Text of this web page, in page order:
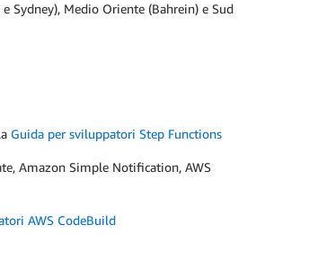
Sydney), Medio Oriente (Bahrein) e Sud
Guida per sviluppatori Step Functions
Amazon Simple Notification, AWS
AWS CodeBuild